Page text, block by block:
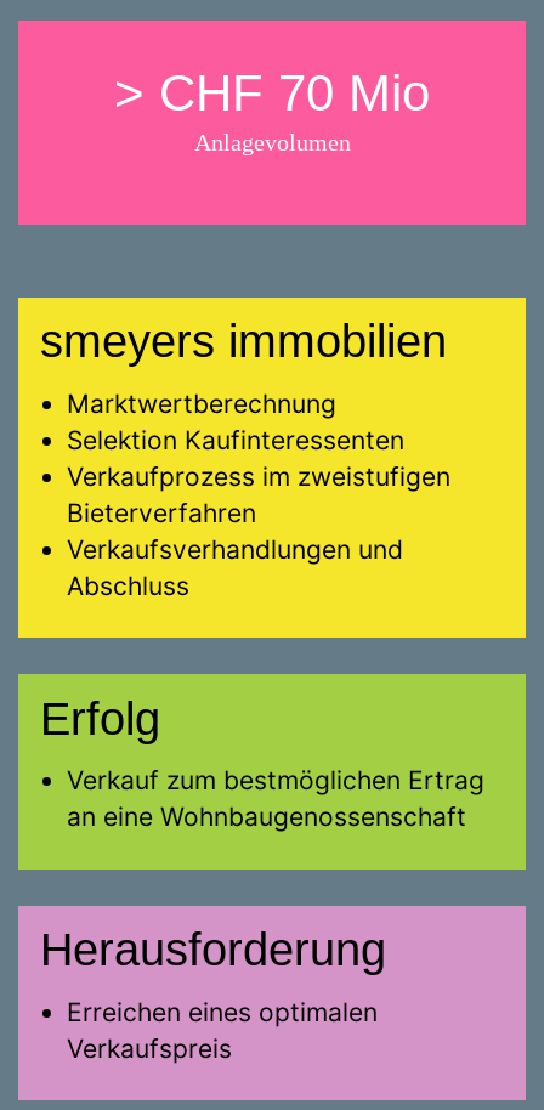
> CHF 70 Mio
Anlagevolumen
smeyers immobilien
Marktwertberechnung
Selektion Kaufinteressenten
Verkaufprozess im zweistufigen
Bieterverfahren
Verkaufsverhandlungen und
Abschluss
Erfolg
Verkauf zum bestmöglichen Ertrag
an eine Wohnbaugenossenschaft
Herausforderung
Erreichen eines optimalen
Verkaufspreis